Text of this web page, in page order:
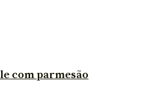
com parmesão